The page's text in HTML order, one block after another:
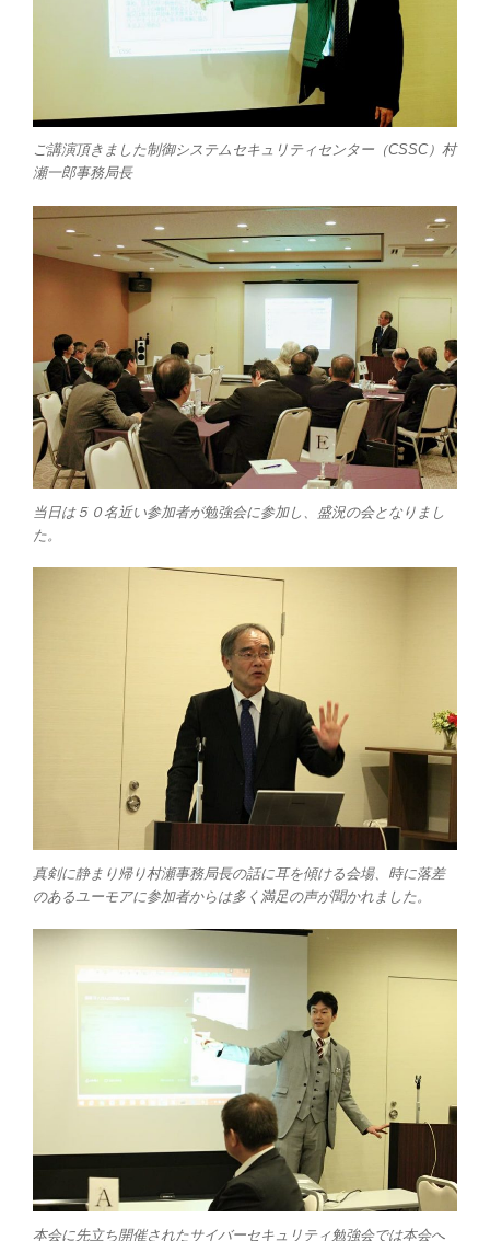
ご講演頂きました制御システムセキュリティセンター（CSSC）村
瀬一郎事務局長
当日は５０名近い参加者が勉強会に参加し、盛況の会となりまし
た。
真剣に静まり帰り村瀬事務局長の話に耳を傾ける会場、時に落差
のあるユーモアに参加者からは多く満足の声が聞かれました。
本会に先立ち開催されたサイバーセキュリティ勉強会では本会へ